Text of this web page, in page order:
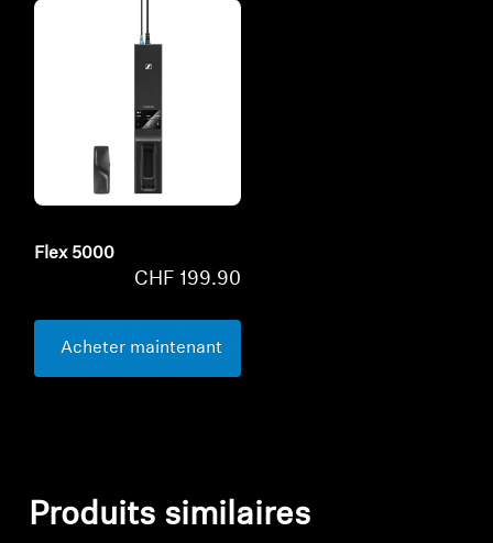
Flex 5000
CHF 199.90
Acheter maintenant
Produits similaires